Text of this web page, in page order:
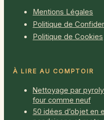
Mentions Légales
Politique de
Politique de Cookies
À LIRE AU COMPTOIR
Nettoyage par
four comme neuf
50 idées d’objet en